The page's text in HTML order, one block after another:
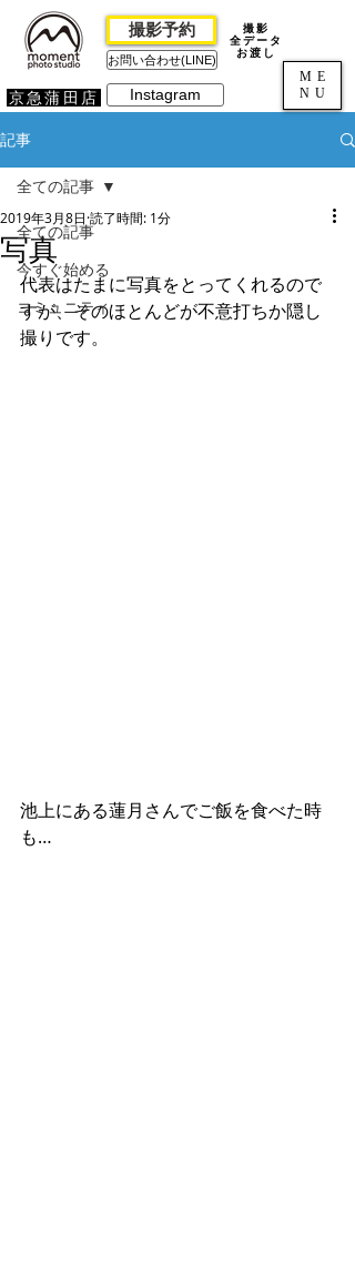
京急蒲田店
撮影予約
お問い合わせ(LINE)
Instagram
撮影
全データ
お渡し
ME
NU
記事
全ての記事
今すぐ始める
コミュニティ
全ての記事
写真
2019年3月8日 読了時間: 1分
代表はたまに写真をとってくれるので
すが、そのほとんどが不意打ちか隠し
撮りです。
池上にある蓮月さんでご飯を食べた時
も…